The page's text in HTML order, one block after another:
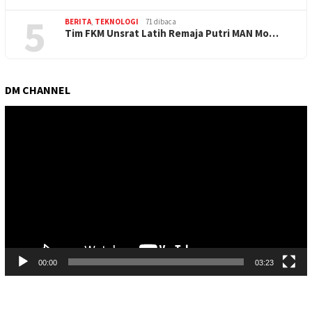
5
BERITA, TEKNOLOGI 71 dibaca
Tim FKM Unsrat Latih Remaja Putri MAN Mo…
DM CHANNEL
00:00 03:23